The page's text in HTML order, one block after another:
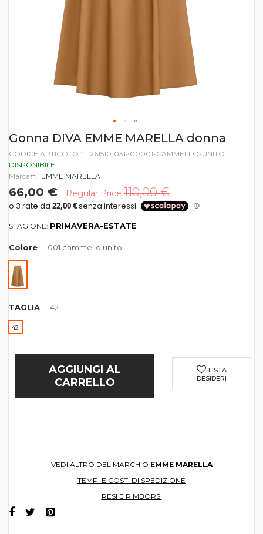
Vai
all'inizio
della
galleria
di
Gonna DIVA EMME MARELLA donna
CODICE ARTICOLO
2615101031200001-CAMMELLO-UNITO
DISPONIBILE
Marca
EMME MARELLA
66,00 € Regular Price 110,00 €
STAGIONE: PRIMAVERA-ESTATE
Colore 001 cammello unito
TAGLIA 42
42
AGGIUNGI AL
CARRELLO
LISTA
DESIDERI
VEDI ALTRO DEL MARCHIO EMME MARELLA
TEMPI E COSTI DI SPEDIZIONE
RESI E RIMBORSI